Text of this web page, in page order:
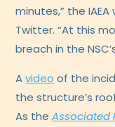
minutes,” the
Twitter. “At this
breach in the
Avideo of the
the structure’s
As theAssociated